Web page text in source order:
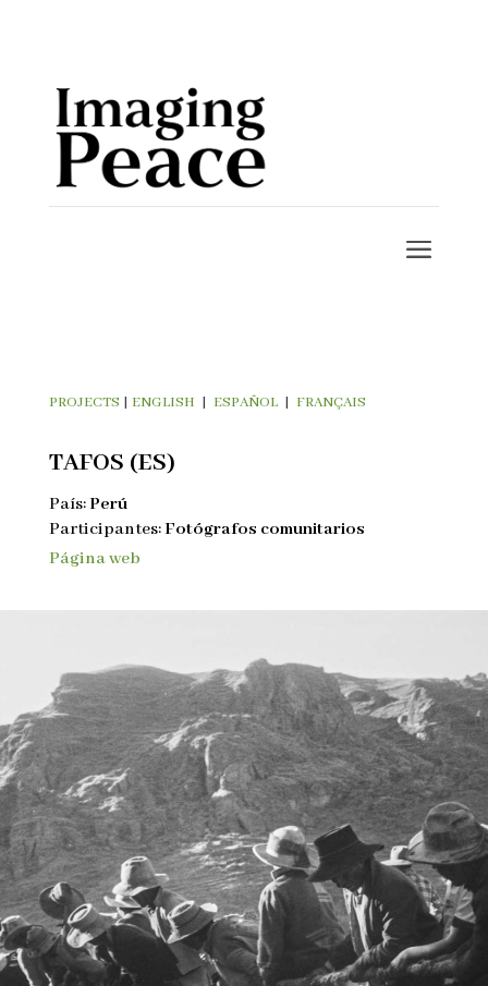
PROJECTS | ENGLISH | ESPAÑOL| FRANÇAIS
TAFOS (ES)
País:Perú
Participantes:Fotógrafos comunitarios
Página web